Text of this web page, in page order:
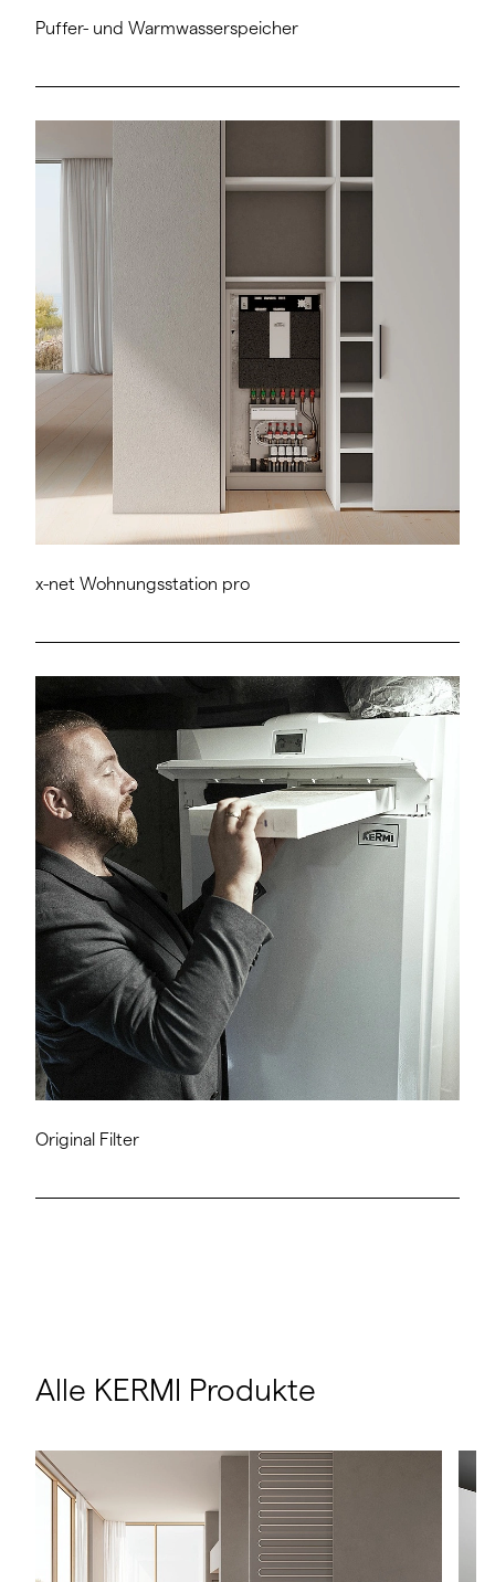
Puffer- und Warmwasserspeicher
x-net Wohnungsstation pro
Original Filter
Alle KERMI Produkte